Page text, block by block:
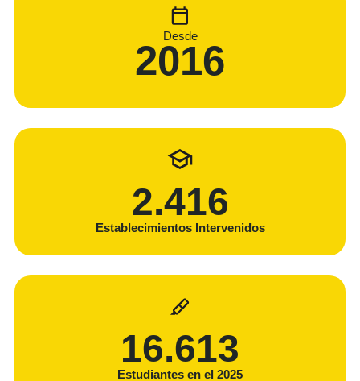
Desde
2016
Establecimientos Intervenidos
2.416
Estudiantes en el 2025
23.142